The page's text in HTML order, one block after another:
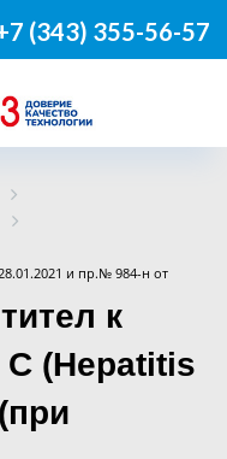
(343) 355-56-57
и пр.№ 984-н от
к
C (Hepatitis